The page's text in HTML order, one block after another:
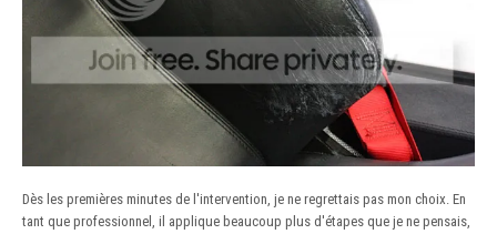
Dès les premières minutes de l'intervention, je ne regrettais pas mon choix. En
tant que professionnel, il applique beaucoup plus d'étapes que je ne pensais,